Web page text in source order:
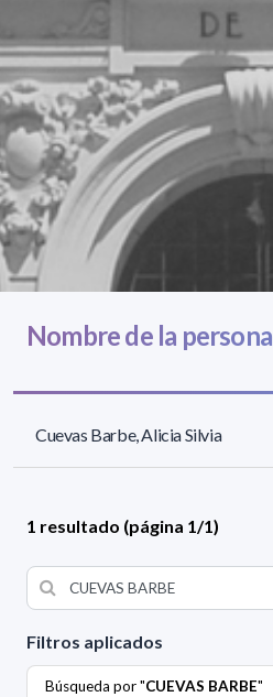
Filtros aplicados
Búsqueda por "CUEVAS BARBE"
Nombre de la persona
Cuevas Barbe, Alicia Silvia
1 resultado (página 1/1)